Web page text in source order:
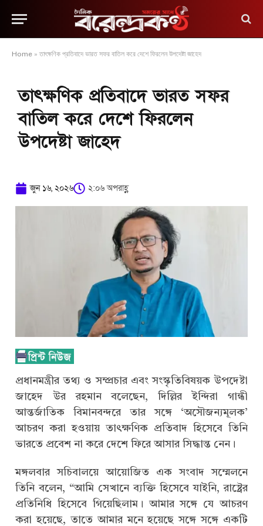
Home »তাৎক্ষণিক প্রতিবাদে ভারত সফর বাতিল করে দেশে ফিরলেন উপদেষ্টা জাহেদ
তাৎক্ষণিক প্রতিবাদে ভারত সফর
বাতিল করে দেশে ফিরলেন
উপদেষ্টা জাহেদ
জুন ১৬, ২০২৬ ২:০৬ অপরাহ্ণ
প্রধানমন্ত্রীর তথ্য ও সম্প্রচার এবং সংস্কৃতিবিষয়ক উপদেষ্টা
জাহেদ উর রহমান বলেছেন, দিল্লির ইন্দিরা গান্ধী
আন্তর্জাতিক বিমানবন্দরে তার সঙ্গে ‘অসৌজন্যমূলক’
আচরণ করা হওয়ায় তাৎক্ষণিক প্রতিবাদ হিসেবে তিনি
ভারতে প্রবেশ না করে দেশে ফিরে আসার সিদ্ধান্ত নেন।
মঙ্গলবার সচিবালয়ে আয়োজিত এক সংবাদ সম্মেলনে
তিনি বলেন, “আমি সেখানে ব্যক্তি হিসেবে যাইনি, রাষ্ট্রের
প্রতিনিধি হিসেবে গিয়েছিলাম। আমার সঙ্গে যে আচরণ
করা হয়েছে, তাতে আমার মনে হয়েছে সঙ্গে সঙ্গে একটি